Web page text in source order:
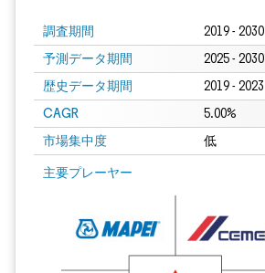
調査期間 2019 - 2030
予測データ期間 2025 - 2030
歴史データ期間 2019 - 2023
CAGR 5.00%
市場集中度 低
主要プレーヤー